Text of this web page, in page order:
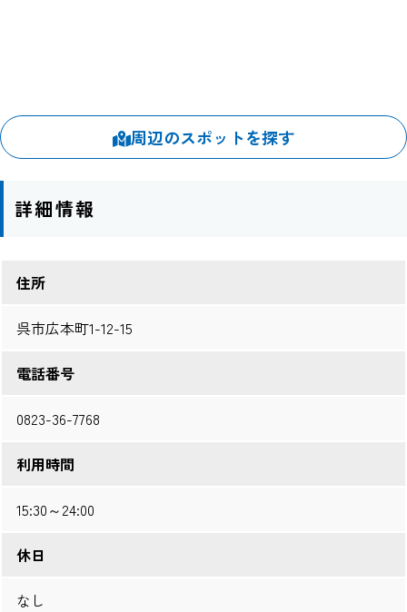
周辺のスポットを探す
詳細情報
住所
呉市広本町1-12-15
電話番号
0823-36-7768
利用時間
15:30～24:00
休日
なし